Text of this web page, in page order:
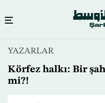
YAZARLAR
Körfez halkı: Bir
mi?!